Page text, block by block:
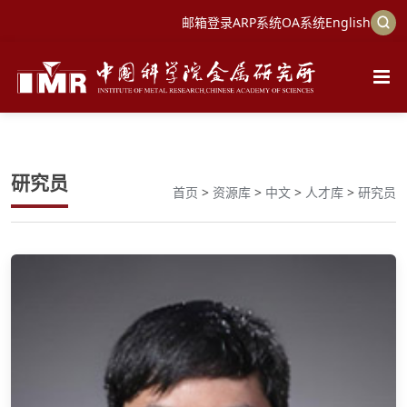
邮箱登录ARP系统OA系统English
研究员 首页 > 资源库 > 中文 > 人才库 > 研究员